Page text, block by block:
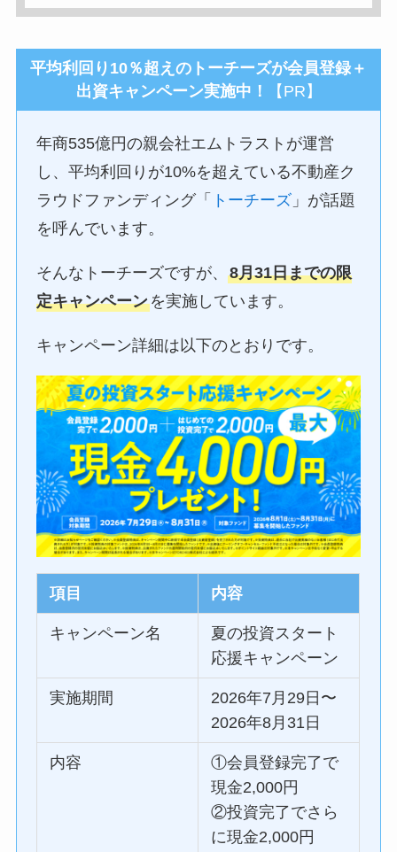
平均利回り10％超えのトーチーズが会員登録＋
出資キャンペーン実施中！ 【PR】
年商535億円の親会社エムトラストが運営
し、平均利回りが10%を超えている不動産ク
ラウドファンディング「
トーチーズ 」が話題
を呼んでいます。
そんなトーチーズですが、8月31日までの限
定キャンペーンを実施しています。
キャンペーン詳細は以下のとおりです。
項目 内容
キャンペーン名
夏の投資スタート
応援キャンペーン
実施期間
2026年7月29日〜
2026年8月31日
内容
①会員登録完了で
現金2,000円
②投資完了でさら
に現金2,000円